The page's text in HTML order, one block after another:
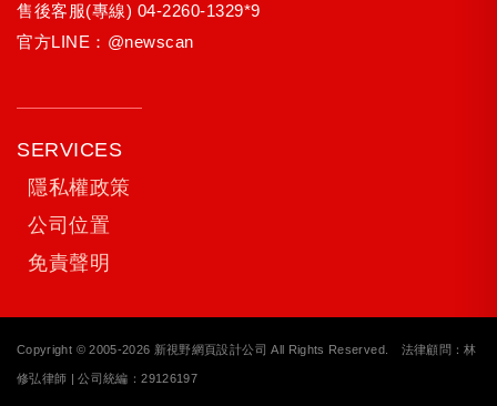
售後客服(專線) 04-2260-1329*9
官方LINE： @newscan
SERVICES
隱私權政策
公司位置
免責聲明
Copyright © 2005-2026 新視野網頁設計公司 All Rights Reserved. 法律顧問：林
修弘律師 | 公司統編：29126197